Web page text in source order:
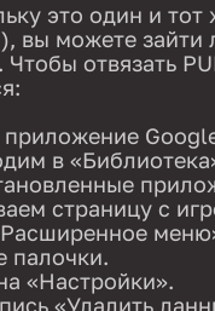
это один и
вы можете зайти
Чтобы отвязать
в
страницу с
палочки.
«Настройки».
«Удалить